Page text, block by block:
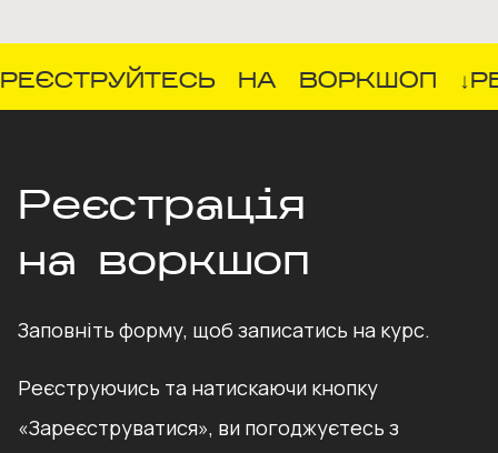
РЕЄСТРУЙТЕСЬ НА ВОРКШОП ↓
Реєстрація
на воркшоп
Заповніть форму, щоб записатись на курс.
Реєструючись та натискаючи кнопку
«Зареєструватися», ви погоджуєтесь з